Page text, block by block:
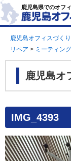
鹿児島県でのオフ
鹿児島オフィスづく
リペア > ミーティン
鹿児島オ
IMG_4393